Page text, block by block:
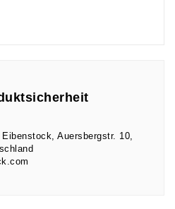
Eibenstock
Auersbergstr. 10